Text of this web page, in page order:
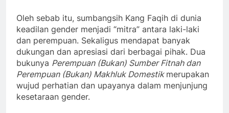
Oleh sebab itu, sumbangsih Kang Faqih di dunia
keadilan gender menjadi “mitra” antara laki-laki
dan perempuan. Sekaligus mendapat banyak
dukungan dan apresiasi dari berbagai pihak. Dua
bukunya Perempuan (Bukan) Sumber Fitnah dan
Perempuan (Bukan) Makhluk Domestik merupakan
wujud perhatian dan upayanya dalam menjunjung
kesetaraan gender.